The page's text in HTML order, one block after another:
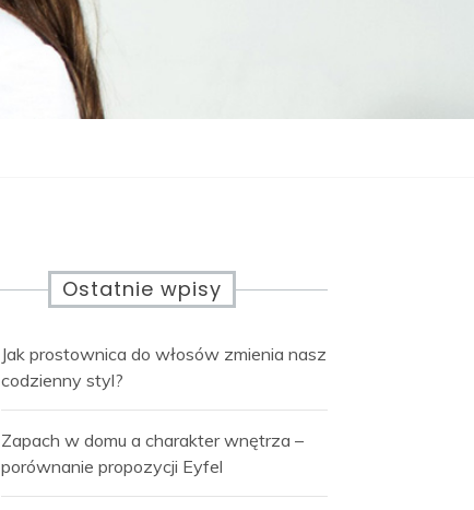
Ostatnie wpisy
Jak prostownica do włosów zmienia nasz
codzienny styl?
Zapach w domu a charakter wnętrza –
porównanie propozycji Eyfel